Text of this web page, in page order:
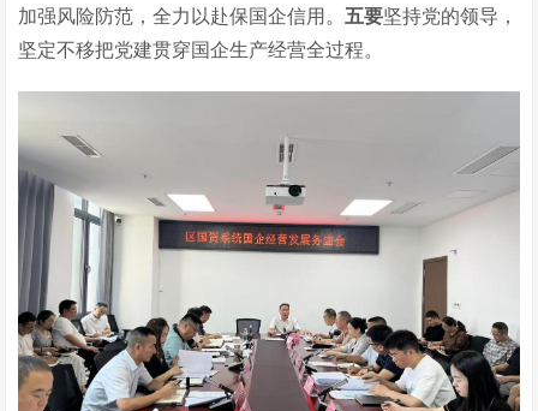
加强风险防范，全力以赴保国企信用。 五要坚持党的领导，
坚定不移把党建贯穿国企生产经营全过程。